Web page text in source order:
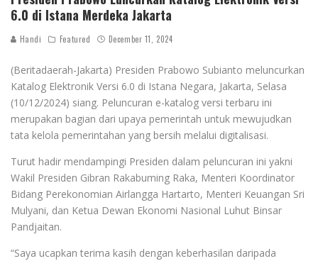
6.0 di Istana Merdeka Jakarta
Handi Featured December 11, 2024
(Beritadaerah-Jakarta) Presiden Prabowo Subianto meluncurkan
Katalog Elektronik Versi 6.0 di Istana Negara, Jakarta, Selasa
(10/12/2024) siang. Peluncuran e-katalog versi terbaru ini
merupakan bagian dari upaya pemerintah untuk mewujudkan
tata kelola pemerintahan yang bersih melalui digitalisasi.
Turut hadir mendampingi Presiden dalam peluncuran ini yakni
Wakil Presiden Gibran Rakabuming Raka, Menteri Koordinator
Bidang Perekonomian Airlangga Hartarto, Menteri Keuangan Sri
Mulyani, dan Ketua Dewan Ekonomi Nasional Luhut Binsar
Pandjaitan.
“Saya ucapkan terima kasih dengan keberhasilan daripada